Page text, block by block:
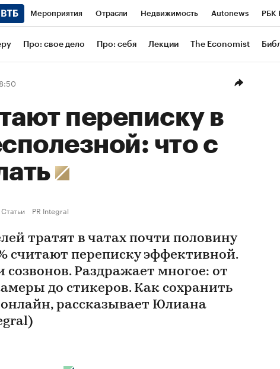
Мероприятия Отрасли Недвижимость Autonews РБК
РБК Life Тренды Визионеры
Про: свое дело Про: себя Лекции The Economist
переписку в
что с
Статьи PR Integral
тратят в чатах почти половину
считают переписку эффективной.
созвонов. Раздражает многое: от
до стикеров. Как сохранить
рассказывает Юлиана